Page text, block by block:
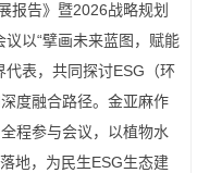
报告》暨2026战略规划
以“擘画未来蓝图，赋能
代表，共同探讨ESG（环
度融合路径。金亚麻作
程参与会议，以植物水
地，为民生ESG生态建